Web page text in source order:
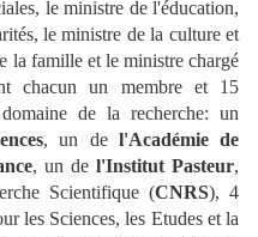
le ministre de l'éducation,
le ministre de la culture et
la famille et le ministre chargé
chacun un membre et 15
de la recherche: un
, un de l'Académie de
, un de l'Institut Pasteur,
Scientifique (CNRS), 4
les Sciences, les Etudes et la